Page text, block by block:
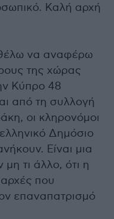
Καλή αρχή
να αναφέρω
της χώρας
Κύπρο 48
από τη συλλογή
οι κληρονόμοι
Δημόσιο
Είναι μια
τι άλλο, ότι η
αρχές που
επαναπατρισμό